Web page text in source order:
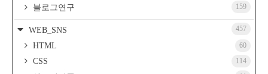
블로그연구 159
WEB_SNS 457
HTML 60
CSS 114